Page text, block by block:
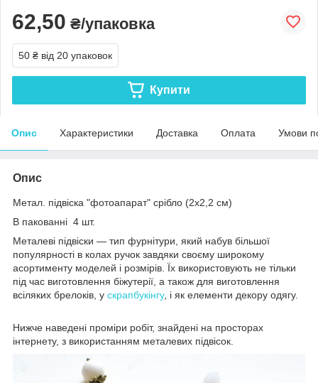
62,50 ₴/упаковка
50 ₴ від 20 упаковок
Купити
Опис Характеристики Доставка Оплата Умови
Опис
Метал. підвіска "фотоапарат" срібло (2х2,2 см)
В пакованні 4 шт.
Металеві підвіски — тип фурнітури, який набув більшої
популярності в колах ручок завдяки своєму широкому
асортименту моделей і розмірів. Їх використовують не тільки
під час виготовлення біжутерії, а також для виготовлення
всіляких брелоків, у скрапбукінгу, і як елементи декору одягу.
Нижче наведені проміри робіт, знайдені на просторах
інтернету, з використанням металевих підвісок.